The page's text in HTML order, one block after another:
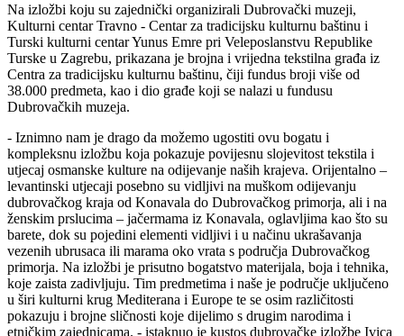
Na izložbi koju su zajednički organizirali Dubrovački muzeji,
Kulturni centar Travno - Centar za tradicijsku kulturnu baštinu i
Turski kulturni centar Yunus Emre pri Veleposlanstvu Republike
Turske u Zagrebu, prikazana je brojna i vrijedna tekstilna građa iz
Centra za tradicijsku kulturnu baštinu, čiji fundus broji više od
38.000 predmeta, kao i dio građe koji se nalazi u fundusu
Dubrovačkih muzeja.
- Iznimno nam je drago da možemo ugostiti ovu bogatu i
kompleksnu izložbu koja pokazuje povijesnu slojevitost tekstila i
utjecaj osmanske kulture na odijevanje naših krajeva. Orijentalno –
levantinski utjecaji posebno su vidljivi na muškom odijevanju
dubrovačkog kraja od Konavala do Dubrovačkog primorja, ali i na
ženskim prslucima – jačermama iz Konavala, oglavljima kao što su
barete, dok su pojedini elementi vidljivi i u načinu ukrašavanja
vezenih ubrusaca ili marama oko vrata s područja Dubrovačkog
primorja. Na izložbi je prisutno bogatstvo materijala, boja i tehnika,
koje zaista zadivljuju. Tim predmetima i naše je područje uključeno
u širi kulturni krug Mediterana i Europe te se osim različitosti
pokazuju i brojne sličnosti koje dijelimo s drugim narodima i
etničkim zajednicama. - istaknuo je kustos dubrovačke izložbe Ivica